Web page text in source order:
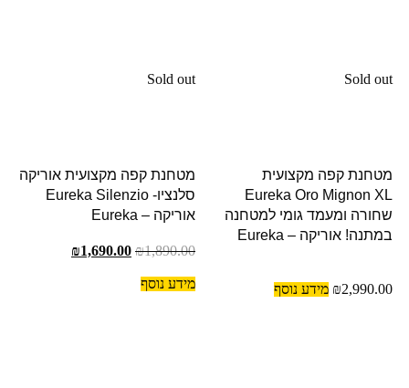
Sold out
מטחנת קפה מקצועית
Eureka Oro Mignon XL
שחורה ומעמד גומי למטחנה
במתנה! אוריקה – Eureka
₪2,990.00 מידע נוסף
Sold out
מטחנת קפה מקצועית אוריקה
סלנציו- Eureka Silenzio
אוריקה – Eureka
₪1,890.00
₪1,690.00
מידע נוסף